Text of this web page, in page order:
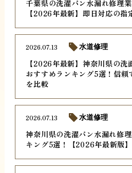
千葉県の洗濯パン水漏れ修理
【2026年最新】即日対応の指
【2026年最新】神奈川県の
おすすめランキング5選！信頼
を比較
2026.07.13 水道修理
神奈川県の洗濯パン水漏れ修
キング5選！【2026年最新版】
2026.07.13 水道修理